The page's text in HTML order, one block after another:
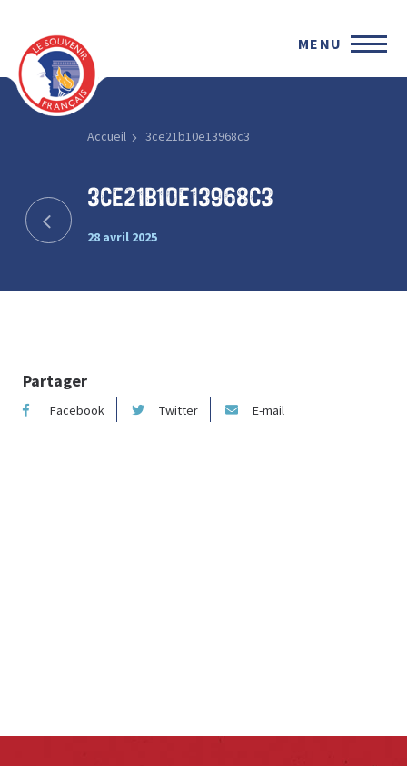
MENU
Accueil 3ce21b10e13968c3
3ce21b10e13968c3
28 avril 2025
Partager
Facebook Twitter E-mail